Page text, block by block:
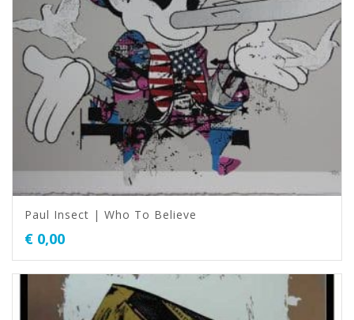
Paul Insect | Who To Believe
€ 0,00